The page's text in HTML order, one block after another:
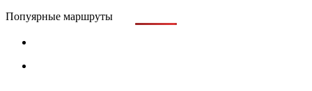
Попуярные маршруты